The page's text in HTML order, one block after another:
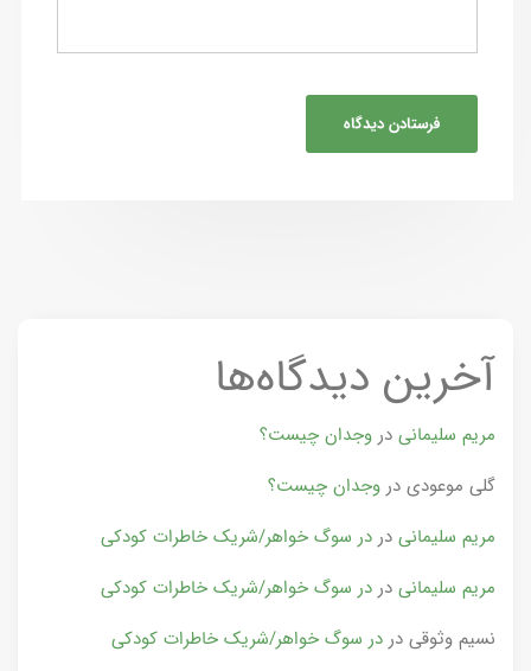
آخرین دیدگاه‌ها
مریم سلیمانی در وجدان چیست؟
گلی موعودی در وجدان چیست؟
مریم سلیمانی در در سوگ خواهر/شریک خاطرات کودکی
مریم سلیمانی در در سوگ خواهر/شریک خاطرات کودکی
نسیم وثوقی در در سوگ خواهر/شریک خاطرات کودکی